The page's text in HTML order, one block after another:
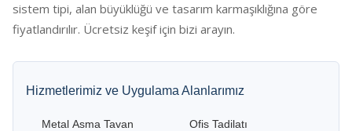
sistem tipi, alan büyüklüğü ve tasarım karmaşıklığına göre
fiyatlandırılır. Ücretsiz keşif için bizi arayın.
Hizmetlerimiz ve Uygulama Alanlarımız
Metal Asma Tavan
Ofis Tadilatı